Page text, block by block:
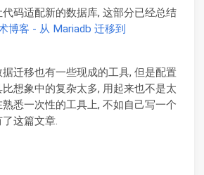
码适配新的数据库, 这部分已经总结
博客 - 从 Mariadb 迁移到
迁移也有一些现成的工具, 但是配置
想象中的复杂太多, 用起来也不是太
悉一次性的工具上, 不如自己写一个
这篇文章.